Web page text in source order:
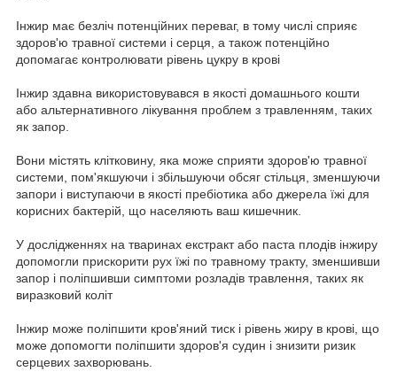
Інжир має безліч потенційних переваг, в тому числі сприяє
здоров'ю травної системи і серця, а також потенційно
допомагає контролювати рівень цукру в крові
Інжир здавна використовувався в якості домашнього кошти
або альтернативного лікування проблем з травленням, таких
як запор.
Вони містять клітковину, яка може сприяти здоров'ю травної
системи, пом'якшуючи і збільшуючи обсяг стільця, зменшуючи
запори і виступаючи в якості пребіотика або джерела їжі для
корисних бактерій, що населяють ваш кишечник.
У дослідженнях на тваринах екстракт або паста плодів інжиру
допомогли прискорити рух їжі по травному тракту, зменшивши
запор і поліпшивши симптоми розладів травлення, таких як
виразковий коліт
Інжир може поліпшити кров'яний тиск і рівень жиру в крові, що
може допомогти поліпшити здоров'я судин і знизити ризик
серцевих захворювань.